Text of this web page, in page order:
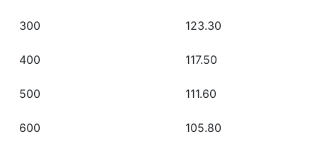
300 123.30
400 117.50
500 111.60
600 105.80